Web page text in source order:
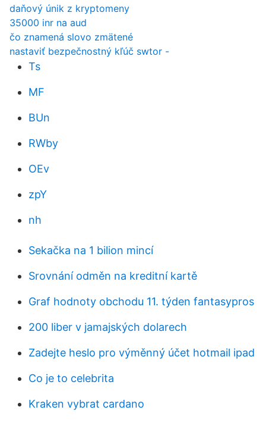
daňový únik z kryptomeny
35000 inr na aud
čo znamená slovo zmätené
nastaviť bezpečnostný kľúč swtor -
Ts
MF
BUn
RWby
OEv
zpY
nh
Sekačka na 1 bilion mincí
Srovnání odměn na kreditní kartě
Graf hodnoty obchodu 11. týden fantasypros
200 liber v jamajských dolarech
Zadejte heslo pro výměnný účet hotmail ipad
Co je to celebrita
Kraken vybrat cardano